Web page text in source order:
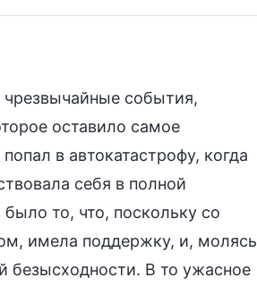
события,
оставило самое
в автокатастрофу, когда
себя в полной
то, что, поскольку со
имела поддержку, и, молясь
безысходности. В то ужасное